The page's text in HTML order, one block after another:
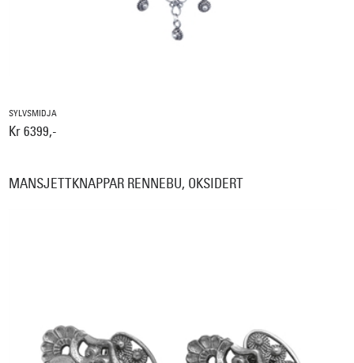
SYLVSMIDJA
Kr 6399,-
MANSJETTKNAPPAR RENNEBU, OKSIDERT